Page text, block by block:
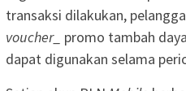
transaksi dilakukan,
voucher_ promo tambah
dapat digunakan selama